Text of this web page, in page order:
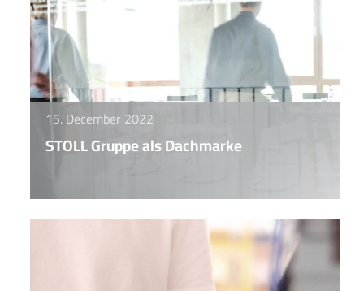
15. December 2022
STOLL Gruppe als Dachmarke